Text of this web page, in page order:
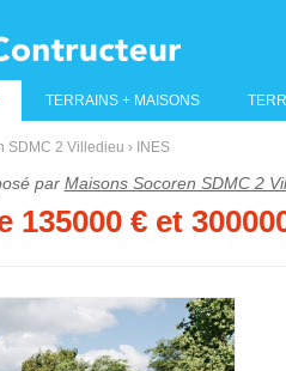
TERRAINS + MAISONS
SDMC 2 Villedieu › INES
par Maisons Socoren SDMC 2
135000€ et